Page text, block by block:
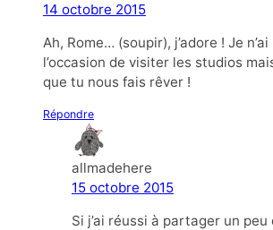
14 octobre 2015
Ah, Rome… (soupir), j’adore ! Je
l’occasion de visiter les studios
que tu nous fais rêver !
Répondre
allmadehere
15 octobre 2015
Si j’ai réussi à partager un